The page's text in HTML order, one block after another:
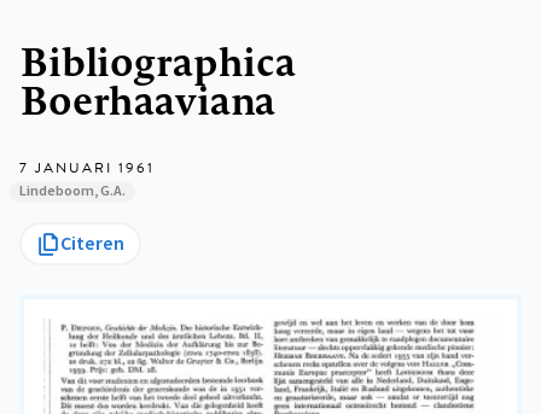
Bibliographica
Boerhaaviana
7 JANUARI 1961
Lindeboom, G.A.
Citeren